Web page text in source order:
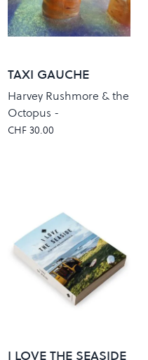
TAXI GAUCHE
RECORDS
Harvey Rushmore & the
Octopus -
Freedomspacecake
CHF 30.00
I LOVE THE SEASIDE